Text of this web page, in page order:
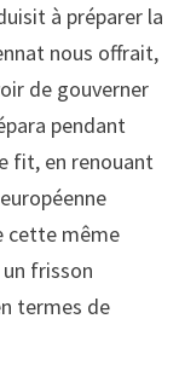
à préparer la
nous offrait,
de gouverner
pendant
fit, en renouant
cette même
frisson
termes de